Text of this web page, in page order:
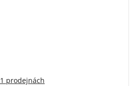
1 prodejnách